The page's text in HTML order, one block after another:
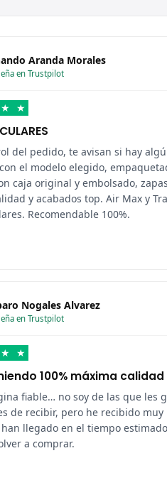
Aranda Morales
en Trustpilot
★ ★
del pedido, te avisan si hay
el modelo elegido,
caja original y embolsado,
y acabados top. Air Max y
Recomendable 100%.
Nogales Alvarez
en Trustpilot
★ ★
100% máxima calidad
fiable… no soy de las que les
de recibir, pero he recibido muy
llegado en el tiempo
a comprar.